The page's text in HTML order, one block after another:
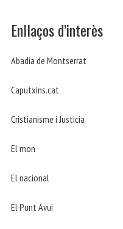
Enllaços d’interès
Abadia de Montserrat
Caputxins.cat
Cristianisme i Justicia
El mon
El nacional
El Punt Avui